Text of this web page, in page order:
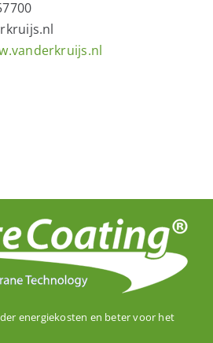
energiekosten en beter voor het